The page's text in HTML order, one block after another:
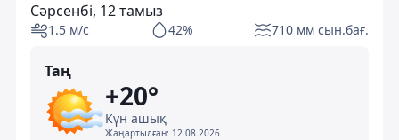
Сәрсенбі, 12 тамыз
1.5 м/с 42% 710 мм сын.бағ.
Таң
+20°
Күн ашық
Жаңартылған: 12.08.2026